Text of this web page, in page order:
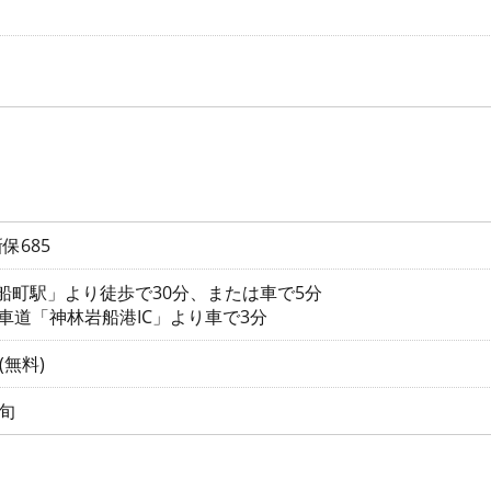
685
町駅」より徒歩で30分、または車で5分
道「神林岩船港IC」より車で3分
料)